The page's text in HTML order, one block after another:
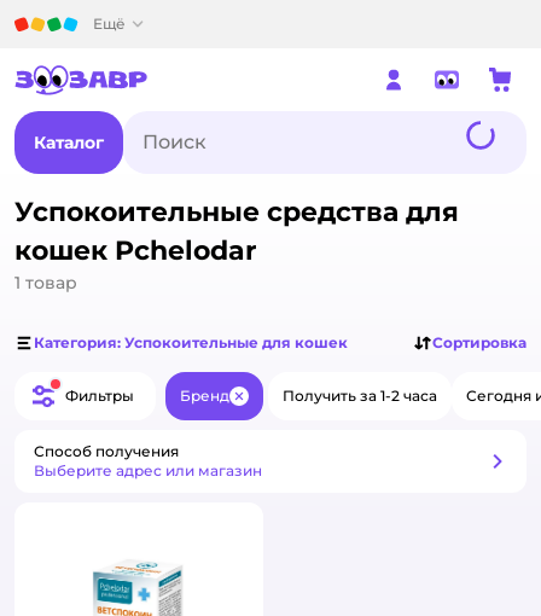
Ещё
Каталог
Успокоительные средства для
кошек Pchelodar
1 товар
Категория: Успокоительные для кошек Сортировка
Фильтры Бренд ЗакрытьПолучить за 1-2 часа Сегодня
Способ получения
Выберите адрес или магазин